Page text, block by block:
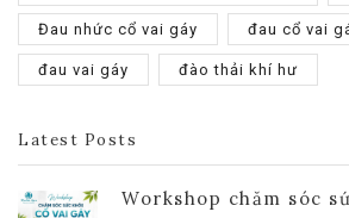
Đau nhức cổ vai gáy đau cổ vai
đau vai gáy đào thải khí hư
Latest Posts
Workshop chăm sóc